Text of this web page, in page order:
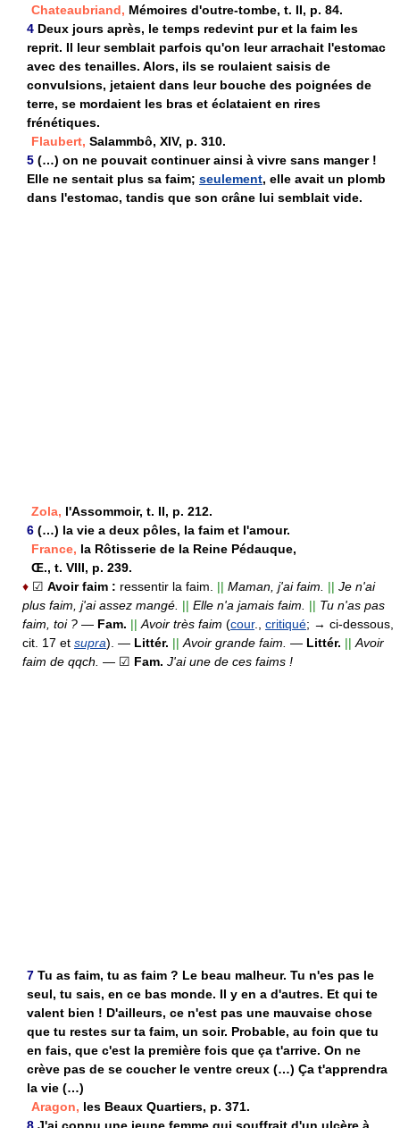
Chateaubriand, Mémoires d'outre-tombe, t. II, p. 84.
4 Deux jours après, le temps redevint pur et la faim les
reprit. Il leur semblait parfois qu'on leur arrachait l'estomac
avec des tenailles. Alors, ils se roulaient saisis de
convulsions, jetaient dans leur bouche des poignées de
terre, se mordaient les bras et éclataient en rires
frénétiques.
Flaubert, Salammbô, XIV, p. 310.
5 (…) on ne pouvait continuer ainsi à vivre sans manger !
Elle ne sentait plus sa faim; seulement, elle avait un plomb
dans l'estomac, tandis que son crâne lui semblait vide.
Zola, l'Assommoir, t. II, p. 212.
6 (…) la vie a deux pôles, la faim et l'amour.
France, la Rôtisserie de la Reine Pédauque,
Œ., t. VIII, p. 239.
♦ ☑ Avoir faim : ressentir la faim. || Maman, j'ai faim. || Je n'ai
plus faim, j'ai assez mangé. || Elle n'a jamais faim. || Tu n'as pas
faim, toi ? — Fam. || Avoir très faim (cour., critiqué; → ci-dessous,
cit. 17 et supra). — Littér. || Avoir grande faim. — Littér. || Avoir
faim de qqch. — ☑ Fam. J'ai une de ces faims !
7 Tu as faim, tu as faim ? Le beau malheur. Tu n'es pas le
seul, tu sais, en ce bas monde. Il y en a d'autres. Et qui te
valent bien ! D'ailleurs, ce n'est pas une mauvaise chose
que tu restes sur ta faim, un soir. Probable, au foin que tu
en fais, que c'est la première fois que ça t'arrive. On ne
crève pas de se coucher le ventre creux (…) Ça t'apprendra
la vie (…)
Aragon, les Beaux Quartiers, p. 371.